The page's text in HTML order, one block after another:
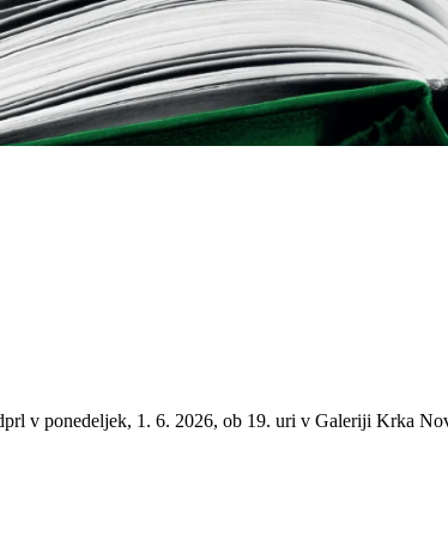
v ponedeljek, 1. 6. 2026, ob 19. uri v Galeriji Krka